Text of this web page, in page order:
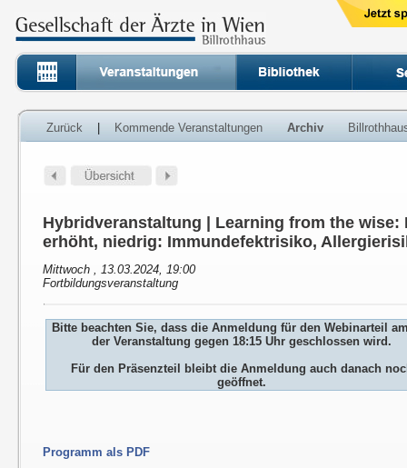
Zurück Kommende Veranstaltungen Archiv
Hybridveranstaltung | Learning from the wise:
erhöht, niedrig: Immundefektrisiko,
Mittwoch , 13.03.2024, 19:00
Fortbildungsveranstaltung
Bitte beachten Sie, dass die Anmeldung für den Webinarteil
der Veranstaltung gegen 18:15 Uhr geschlossen wird.
Für den Präsenzteil bleibt die Anmeldung auch danach
geöffnet.
Programm als PDF